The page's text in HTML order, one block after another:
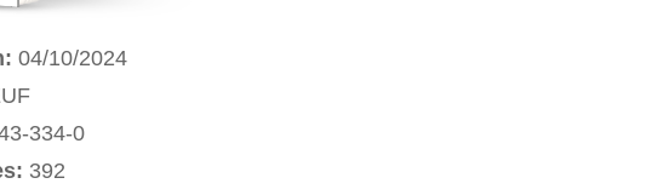
04/10/2024
334-0
392